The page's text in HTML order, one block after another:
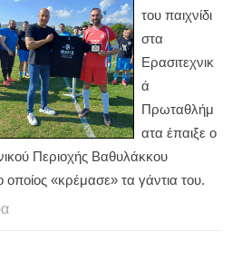
του παιχνίδι
στα
Ερασιτεχνικ
ά
Πρωταθλήμ
ατα έπαιξε ο
Περιοχής Βαθυλάκκου
«κρέμασε» τα γάντια του.